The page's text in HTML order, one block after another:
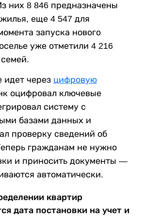
них 8 846 предназначены
еще 4 547 для
запуска нового
уже отметили 4 216
идет через цифровую
оцифровал ключевые
систему с
базами данных и
проверку сведений об
гражданам не нужно
и приносить документы —
автоматически.
квартир
дата постановки на учет и